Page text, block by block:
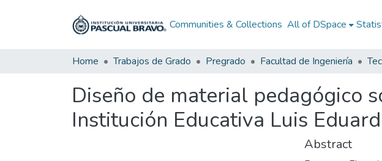
Communities & Collections All of DSpace
Home Trabajos de Grado Pregrado Facultad de Ingeniería
Diseño de material pedagógico
Institución Educativa Luis
Abstract